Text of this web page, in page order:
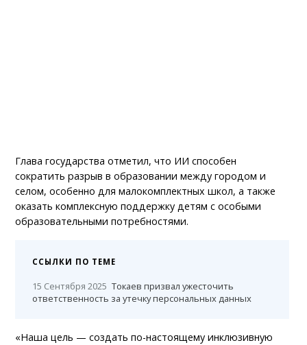
Глава государства отметил, что ИИ способен
сократить разрыв в образовании между городом и
селом, особенно для малокомплектных школ, а также
оказать комплексную поддержку детям с особыми
образовательными потребностями.
ССЫЛКИ ПО ТЕМЕ
15 Сентября 2025 Токаев призвал ужесточить
ответственность за утечку персональных данных
«Наша цель — создать по-настоящему инклюзивную